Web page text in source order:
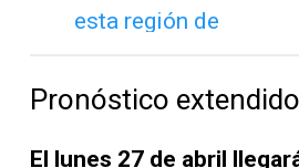
Pronóstico
El lunes 27 de abril